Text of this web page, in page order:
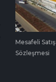
Mesafeli Satış
Sözleşmesi